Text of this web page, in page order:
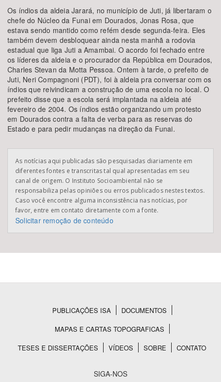
Subtema
Área de Levantamento
Área Protegida
BUSCAR
Os índios da aldeia Jarará, no município de Juti, já libertaram o
chefe do Núcleo da Funai em Dourados, Jonas Rosa, que
estava sendo mantido como refém desde segunda-feira. Eles
também devem desbloquear ainda nesta manhã a rodovia
estadual que liga Juti a Amambai. O acordo foi fechado entre
os líderes da aldeia e o procurador da República em Dourados,
Charles Stevan da Motta Pessoa. Ontem à tarde, o prefeito de
Juti, Neri Compagnoni (PDT), foi à aldeia pra conversar com os
índios que reivindicam a construção de uma escola no local. O
prefeito disse que a escola será implantada na aldeia até
fevereiro de 2004. Os índios estão organizando um protesto
em Dourados contra a falta de verba para as reservas do
Estado e para pedir mudanças na direção da Funai.
As notícias aqui publicadas são pesquisadas diariamente em
diferentes fontes e transcritas tal qual apresentadas em seu
canal de origem. O Instituto Socioambiental não se
responsabiliza pelas opiniões ou erros publicados nestes textos.
Caso você encontre alguma inconsistência nas notícias, por
favor, entre em contato diretamente com a fonte.
Solicitar remoção de conteúdo
Rodapé
PUBLICAÇÕES ISA
DOCUMENTOS
MAPAS E CARTAS TOPOGRAFICAS
TESES E DISSERTAÇÕES
VÍDEOS SOBRE CONTATO
SIGA-NOS